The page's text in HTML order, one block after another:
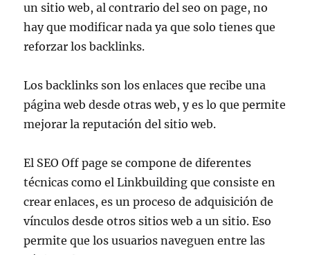
un sitio web, al contrario del seo on page, no
hay que modificar nada ya que solo tienes que
reforzar los backlinks.
Los backlinks son los enlaces que recibe una
página web desde otras web, y es lo que permite
mejorar la reputación del sitio web.
El SEO Off page se compone de diferentes
técnicas como el Linkbuilding que consiste en
crear enlaces, es un proceso de adquisición de
vínculos desde otros sitios web a un sitio. Eso
permite que los usuarios naveguen entre las